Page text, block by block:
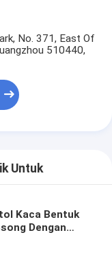
No. 371, East Of
510440,
Untuk
Kaca Bentuk
Dengan